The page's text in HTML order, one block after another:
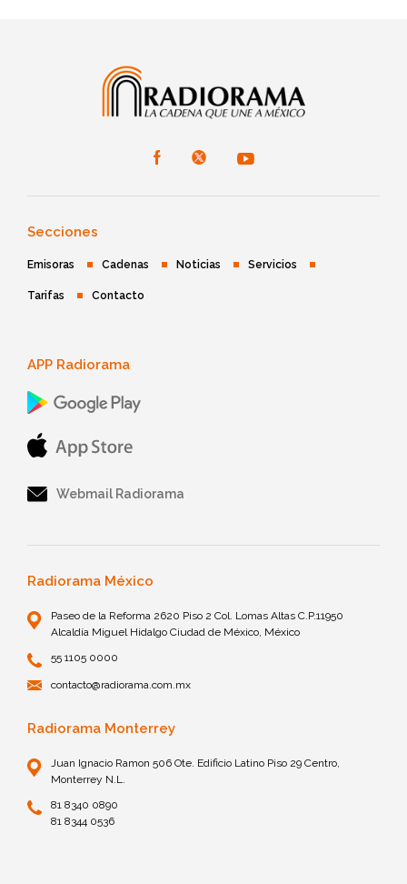
Secciones
Emisoras Cadenas Noticias Servicios
Tarifas Contacto
APP Radiorama
Webmail Radiorama
Radiorama México
Paseo de la Reforma 2620 Piso 2 Col. Lomas Altas C.P.11950
Alcaldía Miguel Hidalgo Ciudad de México, México
55 1105 0000
contacto@radiorama.com.mx
Radiorama Monterrey
Juan Ignacio Ramon 506 Ote. Edificio Latino Piso 29 Centro,
Monterrey N.L.
81 8340 0890
81 8344 0536